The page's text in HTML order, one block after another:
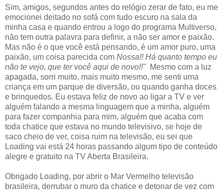
Sim, amigos, segundos antes do relógio zerar de fato, eu me
emocionei deitado no sofá com tudo escuro na sala da
minha casa e quando entrou a logo do programa Multiverso,
não tem outra palavra para definir, a não ser amor e paixão.
Mas não é o que você está pensando, é um amor puro, uma
paixão, um coisa parecida com Nossa!! Há quanto tempo eu
não te vejo, que ter você aqui de novo!!" Mesmo com a luz
apagada, sorri muito, mais muito mesmo, me senti uma
criança em um parque de diversão, ou quando ganha doces
e brinquedos. Eu estava feliz de novo ao ligar a TV e ver
alguém falando a mesma linguagem que a minha, alguém
para fazer companhia para mim, alguém que acaba com
toda chatice que estava no mundo televisivo, se hoje de
saco cheio de ver, coisa ruim na televisão, eu sei que
Loading vai está 24 horas passando algum tipo de conteúdo
alegre e gratuito na TV Aberta Brasileira.
Obrigado Loading, por abrir o Mar Vermelho televisão
brasileira, derrubar o muro da chatice e detonar de vez com